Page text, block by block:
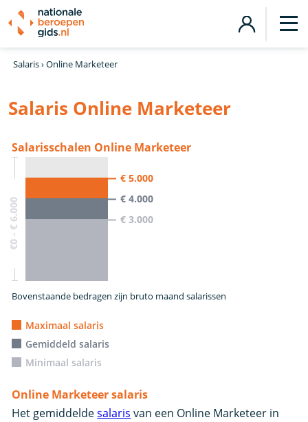
Salaris›Online Marketeer
Salaris Online Marketeer
Salarisschalen Online Marketeer
€0 - € 6.000
€ 5.000
€ 4.000
€ 3.000
Bovenstaande bedragen zijn bruto maand salarissen
Maximaal salaris
Gemiddeld salaris
Minimaal salaris
Online Marketeer salaris
Het gemiddeldesalaris van een Online Marketeer in